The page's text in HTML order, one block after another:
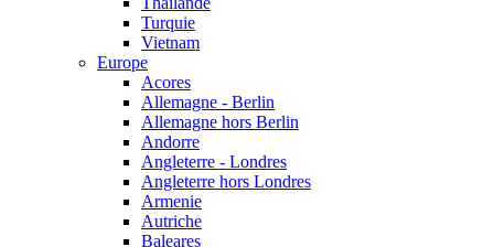
Turquie
Vietnam
Europe
Acores
Allemagne - Berlin
Allemagne hors Berlin
Andorre
Angleterre - Londres
Angleterre hors Londres
Armenie
Autriche
Baleares